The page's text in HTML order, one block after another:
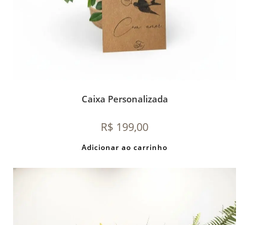
Caixa Personalizada
R$ 199,00
Adicionar ao carrinho